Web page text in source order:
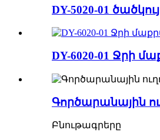
DY-5020-01
DY-6020-01 Ջրի
Գործարանային
Բնութագրերը